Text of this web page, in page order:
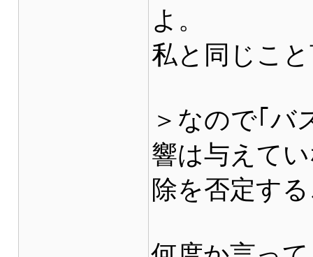
よ。
私と同じこ
＞なので｢バ
響は与えて
除を否定す